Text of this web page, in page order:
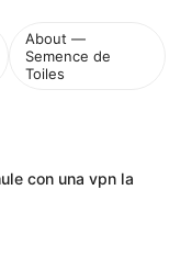
About —
Semence de
Toiles
con una vpn la